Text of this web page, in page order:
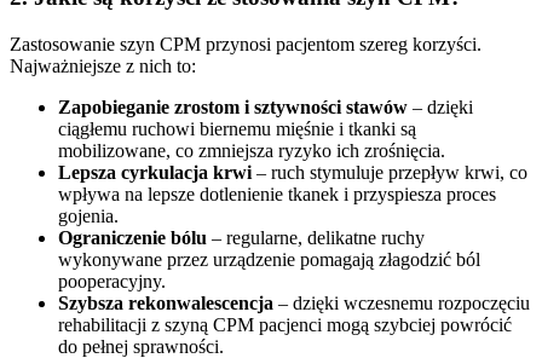
Zastosowanie szyn CPM przynosi pacjentom szereg korzyści.
Najważniejsze z nich to:
Zapobieganie zrostom i sztywności stawów – dzięki
ciągłemu ruchowi biernemu mięśnie i tkanki są
mobilizowane, co zmniejsza ryzyko ich zrośnięcia.
Lepsza cyrkulacja krwi – ruch stymuluje przepływ krwi, co
wpływa na lepsze dotlenienie tkanek i przyspiesza proces
gojenia.
Ograniczenie bólu – regularne, delikatne ruchy
wykonywane przez urządzenie pomagają złagodzić ból
pooperacyjny.
Szybsza rekonwalescencja – dzięki wczesnemu rozpoczęciu
rehabilitacji z szyną CPM pacjenci mogą szybciej powrócić
do pełnej sprawności.